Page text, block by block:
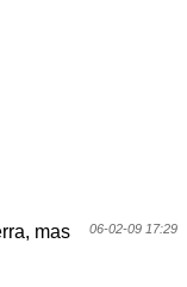
06-02-09 17:29
mas